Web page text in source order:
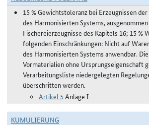
15 % Gewichtstoleranz bei Erzeugnissen
des Harmonisierten Systems,
Fischereierzeugnisse des Kapitels 16; 15 %
folgenden Einschränkungen: Nicht auf
des Harmonisierten Systems anwendbar.
Vormaterialien ohne Ursprungseigenschaft
Verarbeitungsliste niedergelegten
überschritten werden.
Artikel 5 Anlage I
KUMULIERUNG